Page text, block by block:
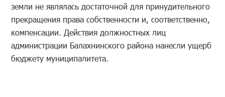
земли не являлась достаточной для принудительного
прекращения права собственности и, соответственно,
компенсации. Действия должностных лиц
администрации Балахнинского района нанесли ущерб
бюджету муниципалитета.